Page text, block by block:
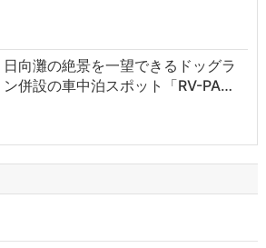
日向灘の絶景を一望できるドッグラ
ン併設の車中泊スポット「RV-PA…